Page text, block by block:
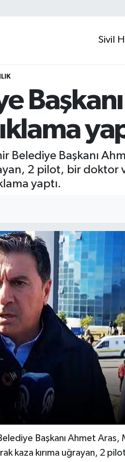
Sivil
Belediye Başkanı
2 pilot, bir
yaptı.
Başkanı Ahmet Aras,
kaza kırıma uğrayan, 2